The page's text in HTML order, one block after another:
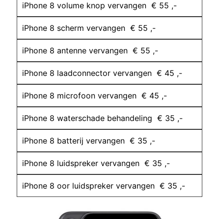
iPhone 8 volume knop vervangen € 55 ,-
iPhone 8 scherm vervangen € 55 ,-
iPhone 8 antenne vervangen € 55 ,-
iPhone 8 laadconnector vervangen € 45 ,-
iPhone 8 microfoon vervangen € 45 ,-
iPhone 8 waterschade behandeling € 35 ,-
iPhone 8 batterij vervangen € 35 ,-
iPhone 8 luidspreker vervangen € 35 ,-
iPhone 8 oor luidspreker vervangen € 35 ,-